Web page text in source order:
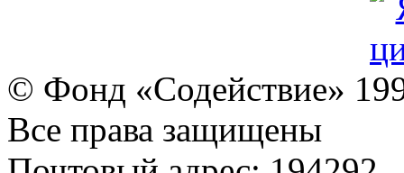
© Фонд «Содействие»
Все права защищены